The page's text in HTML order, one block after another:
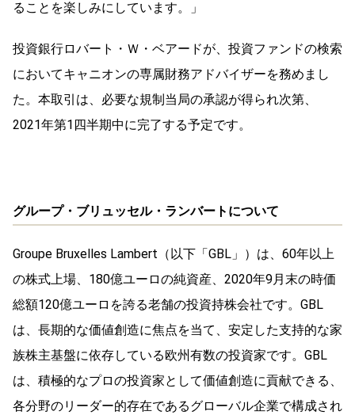
ることを楽しみにしています。」
投資銀行ロバート・Ｗ・ベアードが、投資ファンドの検索
においてキャニオンの専属財務アドバイザーを務めまし
た。本取引は、必要な規制当局の承認が得られ次第、
2021年第1四半期中に完了する予定です。
グループ・ブリュッセル・ランバートについて
Groupe Bruxelles Lambert（以下「GBL」）は、60年以上
の株式上場、180億ユーロの純資産、2020年9月末の時価
総額120億ユーロを誇る老舗の投資持株会社です。GBL
は、長期的な価値創造に焦点を当て、安定した支持的な家
族株主基盤に依存している欧州有数の投資家です。GBL
は、積極的なプロの投資家として価値創造に貢献できる、
各分野のリーダー的存在であるグローバル企業で構成され